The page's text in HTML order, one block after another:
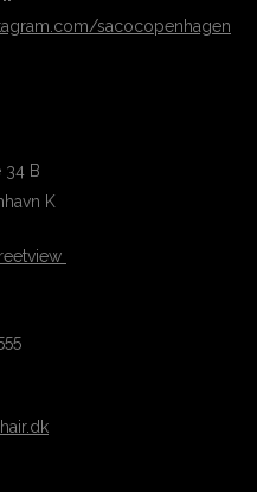
sacocopenhagen
B
K